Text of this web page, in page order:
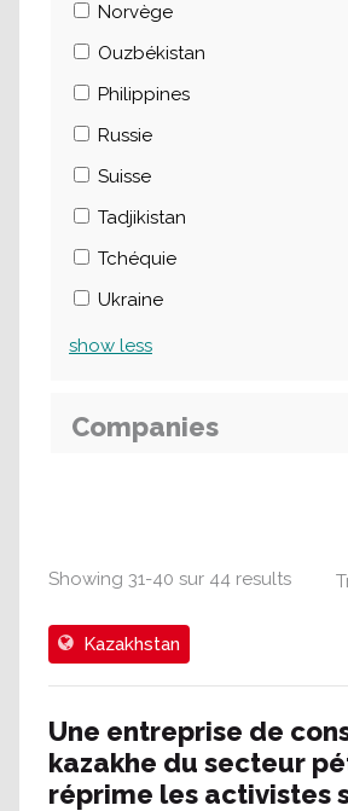
Showing 31-40 sur 44 results
Kazakhstan
Une entreprise de
kazakhe du secteur
réprime les activistes
Norvège
Ouzbékistan
Philippines
Russie
Suisse
Tadjikistan
Tchéquie
Ukraine
show less
Companies